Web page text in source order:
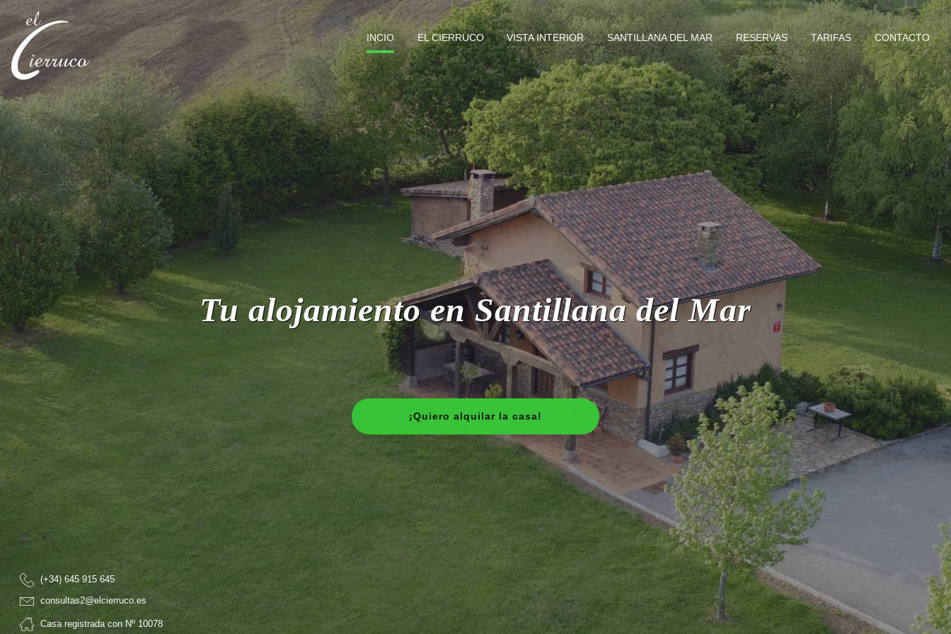
INCIO EL CIERRUCO VISTA INTERIOR SANTILLANA DEL MAR RESERVAS TARIFAS CONTACTO
Tu alojamiento en Santillana del Mar
¡Quiero alquilar la casa!
(+34) 645 915 645
consultas2@elcierruco.es
Casa registrada con Nº 10078